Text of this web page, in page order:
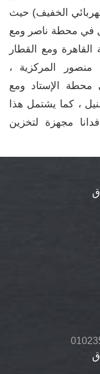
الخفيف) حيث
في محطة ناصر ومع
ومع القطار
المركزية ،
الإستاد ومع
، كما يشتمل هذا
ورشة على مساحة 65 فدانا مجهزة لتخزين